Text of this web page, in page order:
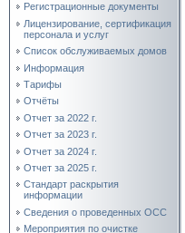
Регистрационные документы
Лицензирование, cертификация
персонала и услуг
Список обслуживаемых домов
Информация
Тарифы
Отчёты
Отчет за 2022 г.
Отчет за 2023 г.
Отчет за 2024 г.
Отчет за 2025 г.
Стандарт раскрытия
информации
Сведения о проведенных ОСС
Мероприятия по очистке